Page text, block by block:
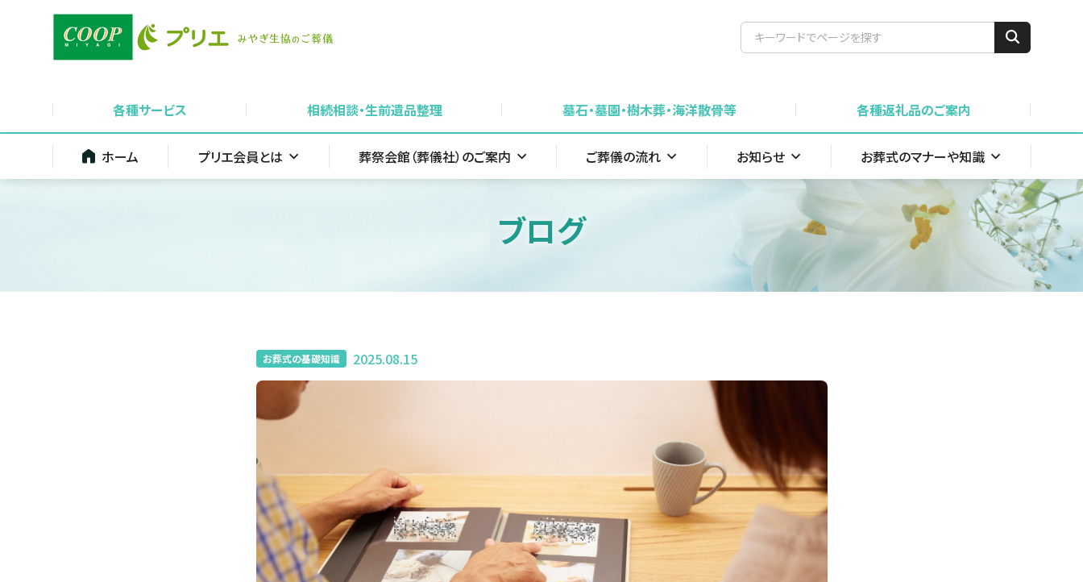
各種サービス 相続相談・生前遺品整理 墓石・墓園・樹木葬・海洋散骨等 各種返礼品のご案内
ホーム プリエ会員とは 葬祭会館（葬儀社）のご案内 ご葬儀の流れ お知らせ お葬式のマナーや知識
ブログ
お葬式の基礎知識 2025.08.15